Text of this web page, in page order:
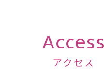
アクセス
Access